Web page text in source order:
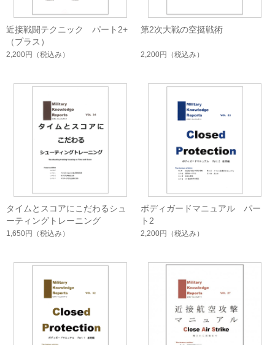
近接戦闘テクニック パート2+
（プラス）
2,200円 （税込み）
第2次大戦の空挺戦術
2,200円 （税込み）
タイムとスコアにこだわるシュ
ーティングトレーニング
1,650円 （税込み）
ボディガードマニュアル パー
ト2
2,200円 （税込み）